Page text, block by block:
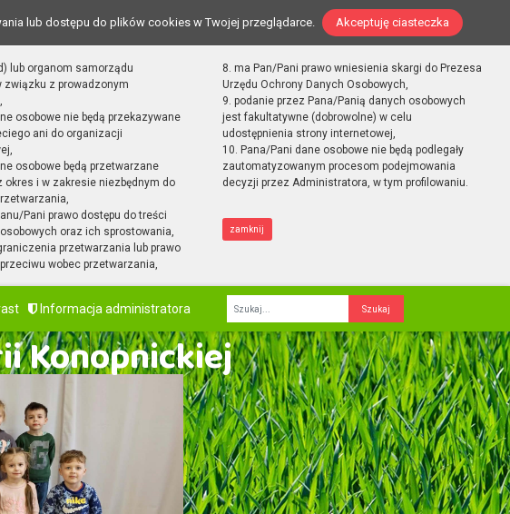
lub dostępu do plików cookies w Twojej przeglądarce. Akceptuję ciasteczka
lub organom samorządu
związku z prowadzonym
osobowe nie będą przekazywane
ani do organizacji
osobowe będą przetwarzane
okres i w zakresie niezbędnym do
Pani prawo dostępu do treści
oraz ich sprostowania,
przetwarzania lub prawo
wobec przetwarzania,
8. ma Pan/Pani prawo wniesienia skargi do Prezesa
Urzędu Ochrony Danych Osobowych,
9. podanie przez Pana/Panią danych osobowych
jest fakultatywne (dobrowolne) w celu
udostępnienia strony internetowej,
10. Pana/Pani dane osobowe nie będą podlegały
zautomatyzowanym procesom podejmowania
decyzji przez Administratora, w tym profilowaniu.
zamknij
Informacja administratora
Fraza
Konopnickiej